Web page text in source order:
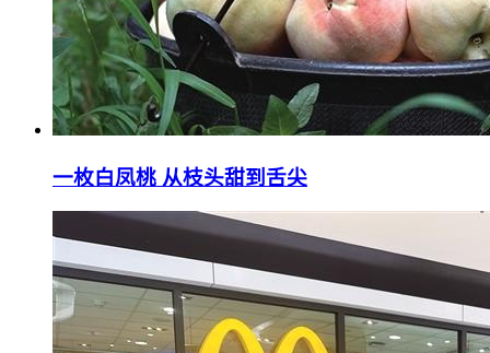
一枚白凤桃 从枝头甜到舌尖